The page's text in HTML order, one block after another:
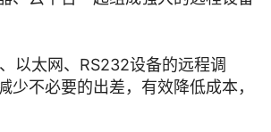
以太网、RS232设备的远程调
少不必要的出差，有效降低成本，